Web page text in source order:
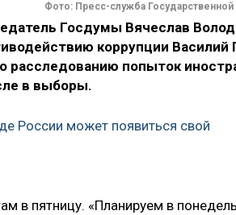
Фото: Пресс-служба
Госдумы Вячеслав
коррупции Василий
расследованию попыток
в выборы.
России может появиться свой
в пятницу. «Планируем в